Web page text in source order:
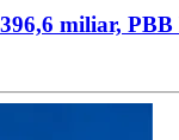
miliar,